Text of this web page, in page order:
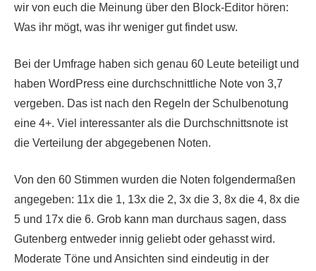
wir von euch die Meinung über den Block-Editor hören:
Was ihr mögt, was ihr weniger gut findet usw.
Bei der Umfrage haben sich genau 60 Leute beteiligt und
haben WordPress eine durchschnittliche Note von 3,7
vergeben. Das ist nach den Regeln der Schulbenotung
eine 4+. Viel interessanter als die Durchschnittsnote ist
die Verteilung der abgegebenen Noten.
Von den 60 Stimmen wurden die Noten folgendermaßen
angegeben: 11x die 1, 13x die 2, 3x die 3, 8x die 4, 8x die
5 und 17x die 6. Grob kann man durchaus sagen, dass
Gutenberg entweder innig geliebt oder gehasst wird.
Moderate Töne und Ansichten sind eindeutig in der